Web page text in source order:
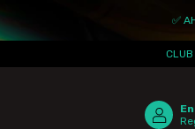
✅ AHORRÁ
CLUB DE